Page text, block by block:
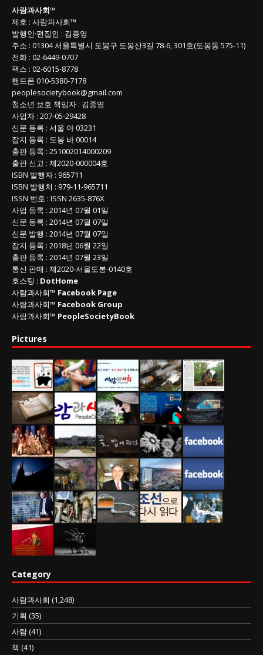
목
록
사람과사회™
제호 : 사람과사회™
발행인·편집인 : 김종영
주소 : 01304서울특별시 도봉구 도봉산3길 78-6, 301호(도봉동 575-11)
전화 : 02-6449-0707
팩스 : 02-6015-8778
핸드폰 010-5380-7178
peoplesocietybook@gmail.com
청소년 보호 책임자 : 김종영
사업자 : 207-05-29428
신문 등록 : 서울 아 03231
잡지 등록 : 도봉 바 00014
출판 등록 : 251002014000209
출판 신고 : 제2020-000004호
ISBN 발행자 : 965711
ISBN 발행처 : 979-11-965711
ISSN 번호 : ISSN 2635-876X
사업 등록 : 2014년 07월 01일
신문 등록 : 2014년 07월 07일
신문 발행 : 2014년 07월 07일
잡지 등록 : 2018년 06월 22일
출판 등록 : 2014년 07월 23일
통신 판매 : 제2020-서울도봉-0140호
호스팅 : DotHome
사람과사회™ Facebook Page
사람과사회™ Facebook Group
사람과사회™ PeopleSocietyBook
Pictures
Category
사람과사회 (1,248)
기획 (35)
사람(41)
책 (41)